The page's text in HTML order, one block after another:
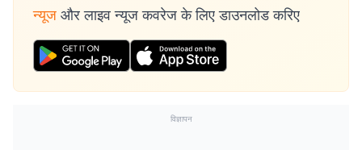
न्यूज और लाइव न्यूज कवरेज के लिए डाउनलोड करिए
विज्ञापन